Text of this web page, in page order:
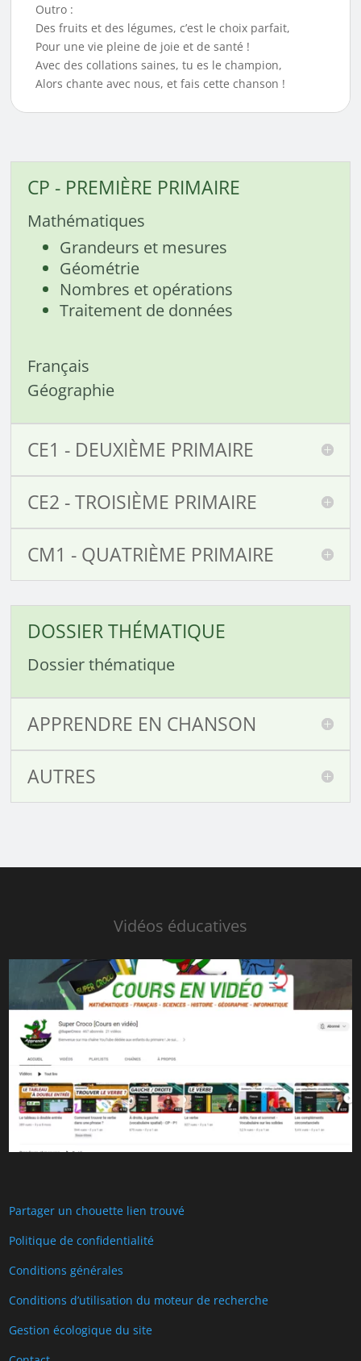
Outro :
Des fruits et des légumes, c’est le choix parfait,
Pour une vie pleine de joie et de santé !
Avec des collations saines, tu es le champion,
Alors chante avec nous, et fais cette chanson !
CP - PREMIÈRE PRIMAIRE
Mathématiques
Grandeurs et mesures
Géométrie
Nombres et opérations
Traitement de données
Français
Géographie
CE1 - DEUXIÈME PRIMAIRE
CE2 - TROISIÈME PRIMAIRE
CM1 - QUATRIÈME PRIMAIRE
DOSSIER THÉMATIQUE
Dossier thématique
APPRENDRE EN CHANSON
AUTRES
Vidéos éducatives
Partager un chouette lien trouvé
Politique de confidentialité
Conditions générales
Conditions d’utilisation du moteur de recherche
Gestion écologique du site